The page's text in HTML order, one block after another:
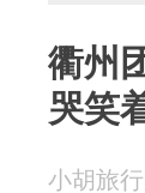
衢州
哭笑
小胡旅